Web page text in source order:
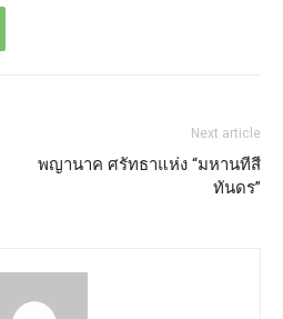
Next article
พญานาค ศรัทธาแห่ง “มหานทีสี
ทันดร”